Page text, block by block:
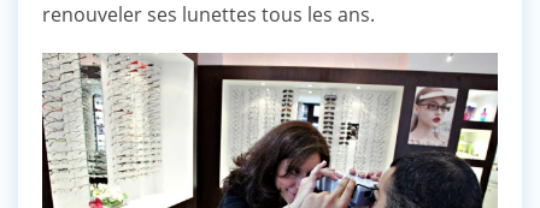
renouveler ses lunettes tous les ans.